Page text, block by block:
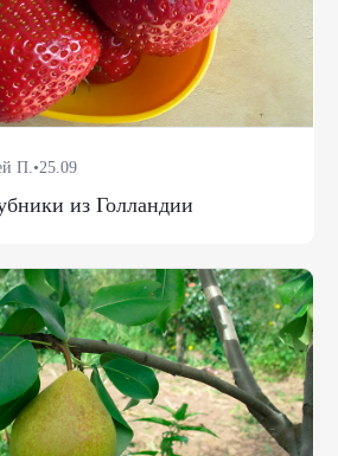
П.•25.09
из Голландии